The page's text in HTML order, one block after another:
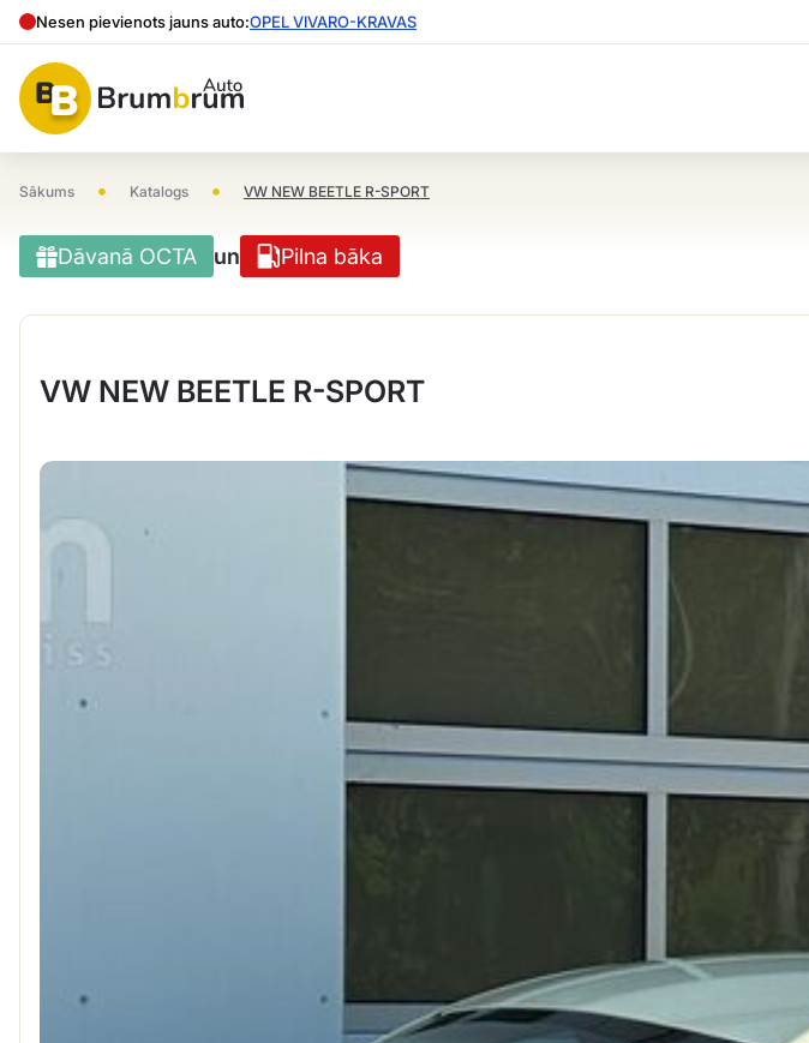
Nesen pievienots jauns auto:OPEL VIVARO-KRAVAS
Sākums • Katalogs • VW NEW BEETLE R-SPORT
Dāvanā OCTA un Pilna bāka
VW NEW BEETLE R-SPORT